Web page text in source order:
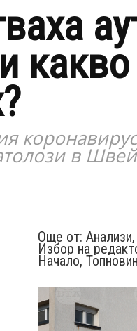
какво
в
Още от: Анализи,
Избор на
Начало,